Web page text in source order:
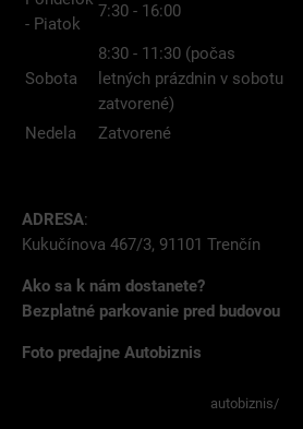
- Piatok
7:30 - 16:00
Sobota
8:30 - 11:30 (počas
letných prázdnin v sobotu
zatvorené)
Nedela
Zatvorené
ADRESA:
Kukučínova 467/3, 91101 Trenčín
Ako sa k nám dostanete?
Bezplatné parkovanie pred budovou
Foto predajne Autobiznis
autobiznis/